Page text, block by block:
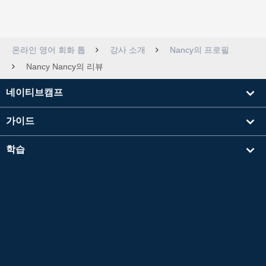
온라인 영어 회화 톱 강사 소개
Nancy의 프로필
Nancy Nancy의 리뷰
네이티브캠프
가이드
학습